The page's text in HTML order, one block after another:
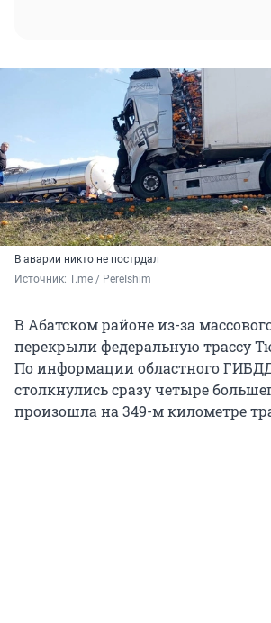
В аварии никто не пострдал
Источник: T.me / PereIshim
В Абатском районе из-за
перекрыли федеральную трассу
По информации областного
столкнулись сразу четыре
произошла на 349-м километре